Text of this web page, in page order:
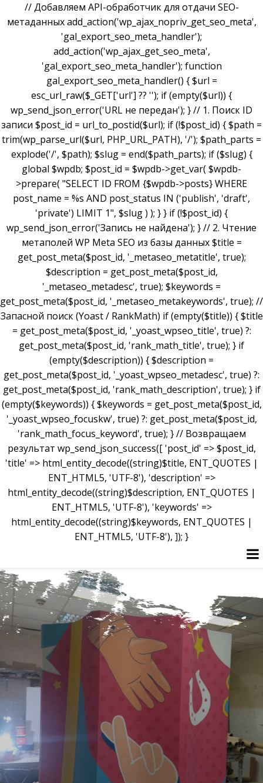
// Добавляем API-обработчик для отдачи SEO-
метаданных add_action('wp_ajax_nopriv_get_seo_meta',
'gal_export_seo_meta_handler');
add_action('wp_ajax_get_seo_meta',
'gal_export_seo_meta_handler'); function
gal_export_seo_meta_handler() { $url =
esc_url_raw($_GET['url'] ?? ''); if (empty($url)) {
wp_send_json_error('URL не передан'); } // 1. Поиск ID
записи $post_id = url_to_postid($url); if (!$post_id) { $path =
trim(wp_parse_url($url, PHP_URL_PATH), '/'); $path_parts =
explode('/', $path); $slug = end($path_parts); if ($slug) {
global $wpdb; $post_id = $wpdb->get_var( $wpdb-
>prepare( "SELECT ID FROM {$wpdb->posts} WHERE
post_name = %s AND post_status IN ('publish', 'draft',
'private') LIMIT 1", $slug ) ); } } if (!$post_id) {
wp_send_json_error('Запись не найдена'); } // 2. Чтение
метаполей WP Meta SEO из базы данных $title =
get_post_meta($post_id, '_metaseo_metatitle', true);
$description = get_post_meta($post_id,
'_metaseo_metadesc', true); $keywords =
get_post_meta($post_id, '_metaseo_metakeywords', true); //
Запасной поиск (Yoast / RankMath) if (empty($title)) { $title
= get_post_meta($post_id, '_yoast_wpseo_title', true) ?:
get_post_meta($post_id, 'rank_math_title', true); } if
(empty($description)) { $description =
get_post_meta($post_id, '_yoast_wpseo_metadesc', true) ?:
get_post_meta($post_id, 'rank_math_description', true); } if
(empty($keywords)) { $keywords = get_post_meta($post_id,
'_yoast_wpseo_focuskw', true) ?: get_post_meta($post_id,
'rank_math_focus_keyword', true); } // Возвращаем
результат wp_send_json_success([ 'post_id' => $post_id,
'title' => html_entity_decode((string)$title, ENT_QUOTES |
ENT_HTML5, 'UTF-8'), 'description' =>
html_entity_decode((string)$description, ENT_QUOTES |
ENT_HTML5, 'UTF-8'), 'keywords' =>
html_entity_decode((string)$keywords, ENT_QUOTES |
ENT_HTML5, 'UTF-8'), ]); }